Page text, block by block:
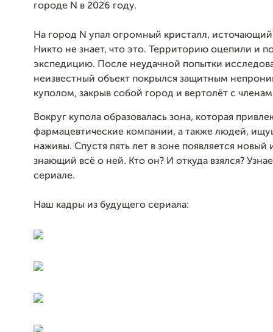
городе N в 2026 году.
На город N упал огромный кристалл,
Никто не знает, что это. Территорию оцепили и
экспедицию. После неудачной попытки
неизвестный объект покрылся защитным
куполом, закрыв собой город и вертолёт с
Вокруг купола образовалась зона, которая
фармацевтические компании, а также людей,
наживы. Спустя пять лет в зоне появляется новый
знающий всё о ней. Кто он? И откуда взялся?
сериале.
Наш кадры из будущего сериала: